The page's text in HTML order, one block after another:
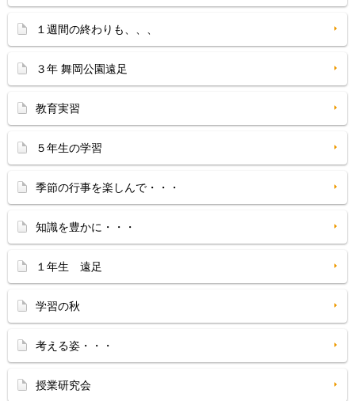
１週間の終わりも、、、
３年 舞岡公園遠足
教育実習
５年生の学習
季節の行事を楽しんで・・・
知識を豊かに・・・
１年生 遠足
学習の秋
考える姿・・・
授業研究会